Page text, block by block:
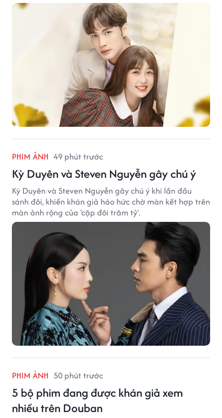
PHIM ẢNH 49 phút trước
Kỳ Duyên và Steven Nguyễn gây chú ý
Kỳ Duyên và Steven Nguyễn gây chú ý khi lần đầu
sánh đôi, khiến khán giả háo hức chờ màn kết hợp trên
màn ảnh rộng của 'cặp đôi trăm tỷ'.
PHIM ẢNH 50 phút trước
5 bộ phim đang được khán giả xem
nhiều trên Douban